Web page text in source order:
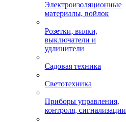
Электроизоляционные
материалы, войлок
Розетки, вилки,
выключатели и
удлинители
Садовая техника
Светотехника
Приборы управления,
контроля, сигнализации